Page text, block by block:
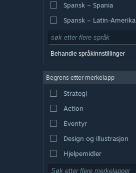
Spansk – Spania
Spansk – Latin-Amerika
Behandle språkinnstillinger
Begrens etter merkelapp
Strategi
Action
Eventyr
Design og illustrasjon
Hjelpemidler
Gratis å spille